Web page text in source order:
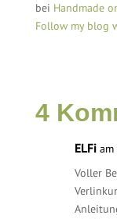
bei Handmade
Follow my blog
4
ELFi
Voller